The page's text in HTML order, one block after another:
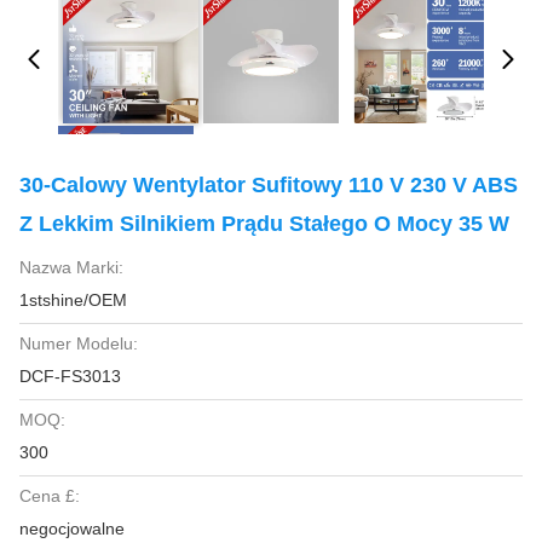
30-Calowy Wentylator Sufitowy 110 V 230 V ABS
Z Lekkim Silnikiem Prądu Stałego O Mocy 35 W
Nazwa Marki:
1stshine/OEM
Numer Modelu:
DCF-FS3013
MOQ:
300
Cena £:
negocjowalne